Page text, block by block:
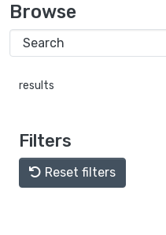
Browse
results
Filters
Reset filters